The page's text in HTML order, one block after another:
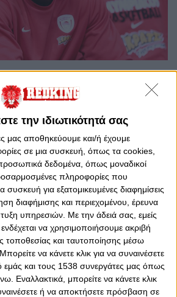
την ιδιωτικότητά σας
μας αποθηκεύουμε και/ή έχουμε
σε μια συσκευή, όπως τα cookies,
δεδομένα, όπως μοναδικοί
πληροφορίες που
για εξατομικευμένες διαφημίσεις
διαφήμισης και περιεχομένου, έρευνα
υπηρεσιών. Με την άδειά σας, εμείς
να χρησιμοποιήσουμε ακριβή
τοποθεσίας και ταυτοποίησης μέσω
να κάνετε κλικ για να συναινέσετε
εμάς και τους 1538 συνεργάτες μας όπως
Εναλλακτικά, μπορείτε να κάνετε κλικ
ή να αποκτήσετε πρόσβαση σε
ολοκληρώθηκε πριν από
νέα σεζόν για τον Θρύλο αργεί
ο Πάτρικ Γιανγκ συνεχίζει την
του Ολυμπιακού έχασε το
περασμένης χρονιάς λόγω της
στο παιχνίδι με την Εφές και
για να καλύψει το χαμένο
όσο το δυνατόν περισσότερο
της προετοιμασίας.
το δικό του μήνυμα, μέσω ενός
ο ίδιος στον προσωπικό του